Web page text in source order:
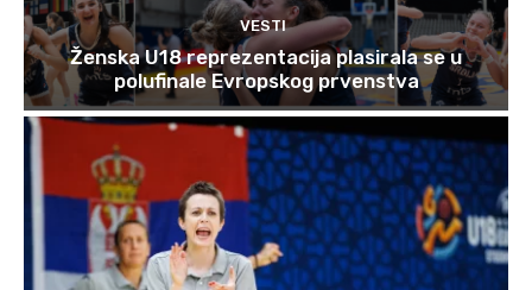
VESTI
Ženska U18 reprezentacija plasirala se u
polufinale Evropskog prvenstva